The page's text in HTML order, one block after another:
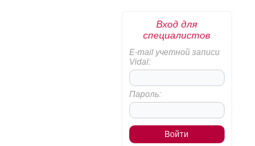
Вход для
специалистов
E-mail учетной записи
Vidal:
Пароль: